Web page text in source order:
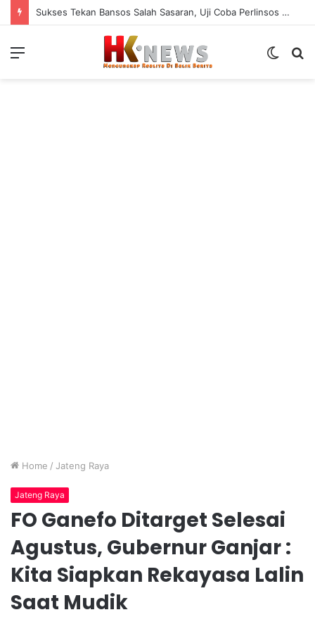
Sukses Tekan Bansos Salah Sasaran, Uji Coba Perlinsos Digital di Surabaya Hampir 100 Persen
Menu
Switch
Home / Jateng Raya
Jateng Raya
FO Ganefo Ditarget Selesai
Agustus, Gubernur Ganjar :
Kita Siapkan Rekayasa Lalin
Saat Mudik